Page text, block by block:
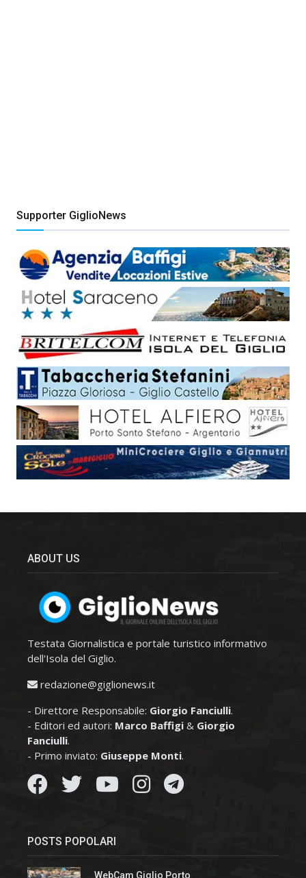
Supporter GiglioNews
ABOUT US
Testata Giornalistica e portale turistico informativo
dell'Isola del Giglio.
redazione@giglionews.it
- Direttore Responsabile: Giorgio Fanciulli.
- Editori ed autori: Marco Baffigi & Giorgio
Fanciulli.
- Primo inviato: Giuseppe Monti.
POSTS POPOLARI
WebCam Giglio Porto